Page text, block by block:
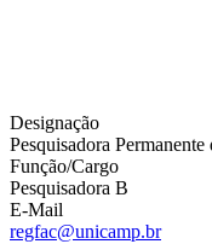
Designação
Pesquisadora
Função/Cargo
Pesquisadora B
E-Mail
regfac@unicamp.br